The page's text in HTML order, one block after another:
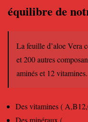
équilibre de
La feuille d’aloe Vera
et 200 autres
aminés et 12 vitamines.
Des vitamines (
Des minéraux (